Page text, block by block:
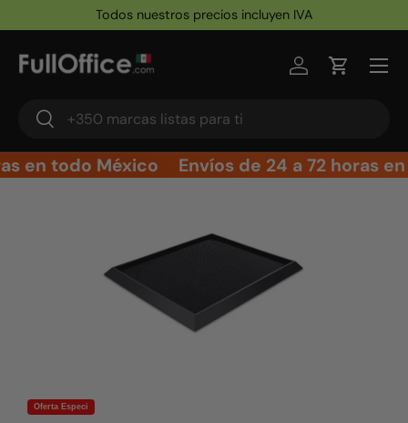
Ir al contenido
Todos nuestros precios incluyen IVA
Buscar
Buscar
Iniciar sesión
Carrito
en todo México Envíos de 24 a 72 horas
Oferta Especi